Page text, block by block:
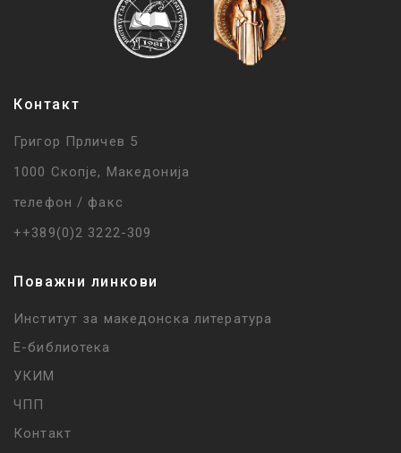
Контакт
Григор Прличев 5
1000 Скопје, Македонија
телефон / факс
++389(0)2 3222-309
Поважни линкови
Институт за македонска литература
Е-библиотека
УКИМ
ЧПП
Контакт